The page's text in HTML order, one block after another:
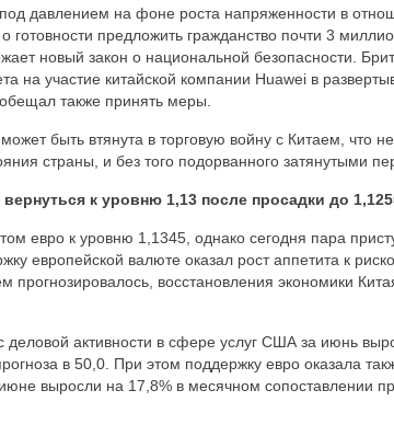
давлением на фоне роста напряженности в
предложить гражданство почти 3
новый закон о национальной безопасности.
на участие китайской компании Huawei в
также принять меры.
быть втянута в торговую войну с Китаем, что
страны, и без того подорванного затянутыми
вернуться к уровню 1,13 после просадки до
евро к уровню 1,1345, однако сегодня пара
европейской валюте оказал рост аппетита к
прогнозировалось, восстановления экономики
активности в сфере услуг США за июнь
в 50,0. При этом поддержку евро оказала
выросли на 17,8% в месячном сопоставлении